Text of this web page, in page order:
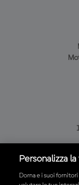
Personalizza
Dorna e i suoi